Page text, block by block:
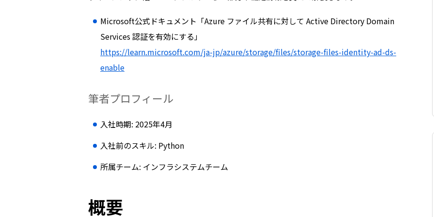
Microsoft公式ドキュメント「Azure ファイル共有に対して Active Directory Domain
Services 認証を有効にする」
https://learn.microsoft.com/ja-jp/azure/storage/files/storage-files-identity-ad-ds-
enable
筆者プロフィール
入社時期: 2025年4月
入社前のスキル: Python
所属チーム: インフラシステムチーム
概要